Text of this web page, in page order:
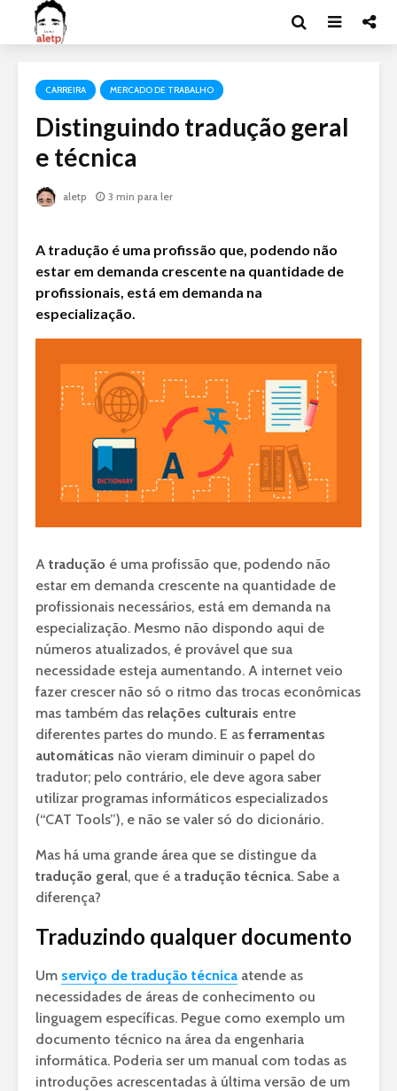
CARREIRA MERCADO DE TRABALHO
Distinguindo tradução geral
e técnica
aletp 3 min para ler
A tradução é uma profissão que, podendo não
estar em demanda crescente na quantidade de
profissionais, está em demanda na
especialização.
A tradução é uma profissão que, podendo não
estar em demanda crescente na quantidade de
profissionais necessários, está em demanda na
especialização. Mesmo não dispondo aqui de
números atualizados, é provável que sua
necessidade esteja aumentando. A internet veio
fazer crescer não só o ritmo das trocas econômicas
mas também das relações culturais entre
diferentes partes do mundo. E as ferramentas
automáticas não vieram diminuir o papel do
tradutor; pelo contrário, ele deve agora saber
utilizar programas informáticos especializados
(“CAT Tools”), e não se valer só do dicionário.
Mas há uma grande área que se distingue da
tradução geral, que é a tradução técnica. Sabe a
diferença?
Traduzindo qualquer documento
Um serviço de tradução técnica atende as
necessidades de áreas de conhecimento ou
linguagem específicas. Pegue como exemplo um
documento técnico na área da engenharia
informática. Poderia ser um manual com todas as
introduções acrescentadas à última versão de um